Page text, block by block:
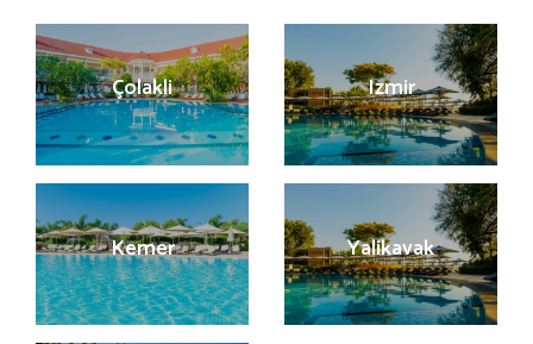
Çolakli Izmir
Kemer Yalikavak